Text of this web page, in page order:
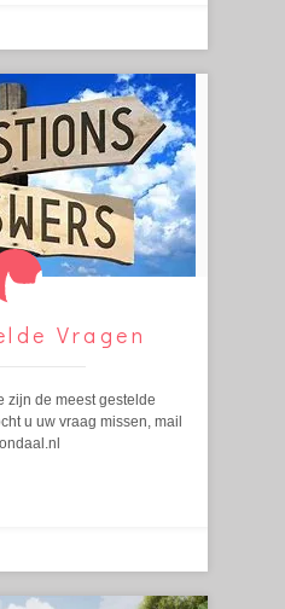
Vragen
zijn de meest gestelde
u uw vraag missen, mail